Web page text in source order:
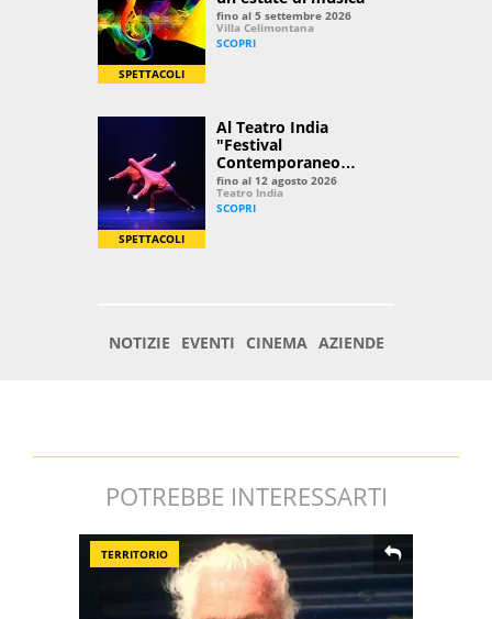
POTREBBE INTERESSARTI
TERRITORIO